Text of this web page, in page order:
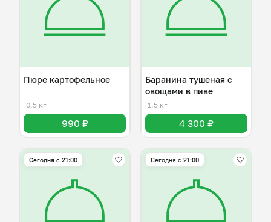
Пюре картофельное
0,5 кг
990 ₽
Баранина тушеная с
овощами в пиве
1,5 кг
4 300 ₽
Сегодня с 21:00 Сегодня с 21:00